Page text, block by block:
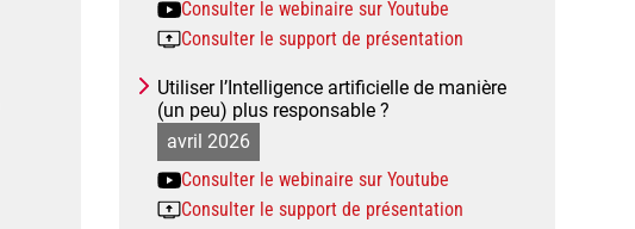
Consulter le webinaire sur Youtube
Consulter le support de présentation
Utiliser l’Intelligence artificielle de manière
(un peu) plus responsable ?
avril 2026
Consulter le webinaire sur Youtube
Consulter le support de présentation